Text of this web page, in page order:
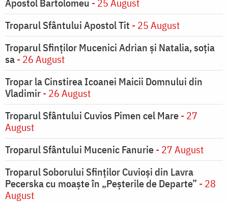
Apostol Bartolomeu - 25 August
Troparul Sfântului Apostol Tit - 25 August
Troparul Sfinţilor Mucenici Adrian şi Natalia, soţia
sa- 26 August
Tropar la Cinstirea Icoanei Maicii Domnului din
Vladimir- 26 August
Troparul Sfântului Cuvios Pimen cel Mare- 27
August
Troparul Sfântului Mucenic Fanurie- 27 August
Troparul Soborului Sfinților Cuvioși din Lavra
Pecerska cu moaște în „Peșterile de Departe” - 28
August